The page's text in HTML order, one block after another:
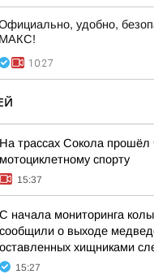
удобно,
МАКС!
10:27
На трассах Сокола прошёл
мотоциклетному спорту
15:37
С начала мониторинга
сообщили о выходе
оставленных хищниками
15:27